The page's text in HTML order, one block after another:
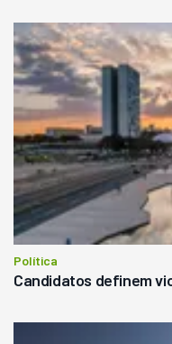
Política
Candidatos definem